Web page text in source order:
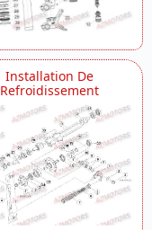
Installation De
Refroidissement